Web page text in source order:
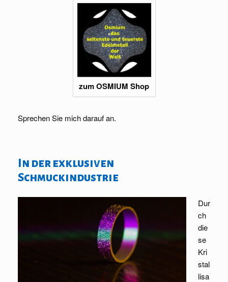
zum OSMIUM Shop
Sprechen Sie mich darauf an.
In der exklusiven
Schmuckindustrie
Dur
ch
die
se
Kri
stal
lisa